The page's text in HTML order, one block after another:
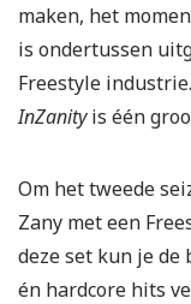
maken, het
is ondertussen
Freestyle
InZanityis één
Om het tweede
Zany met een
deze set kun je
én hardcore hits